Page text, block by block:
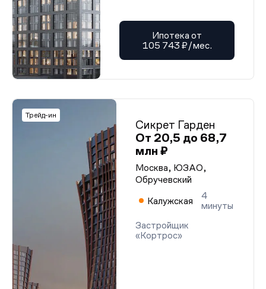
Ипотека от
105 743 ₽/мес.
Трейд-ин
Сикрет Гарден
От 20,5 до 68,7
млн ₽
Москва, ЮЗАО,
Обручевский
Калужская
4
минуты
Застройщик
«Кортрос»